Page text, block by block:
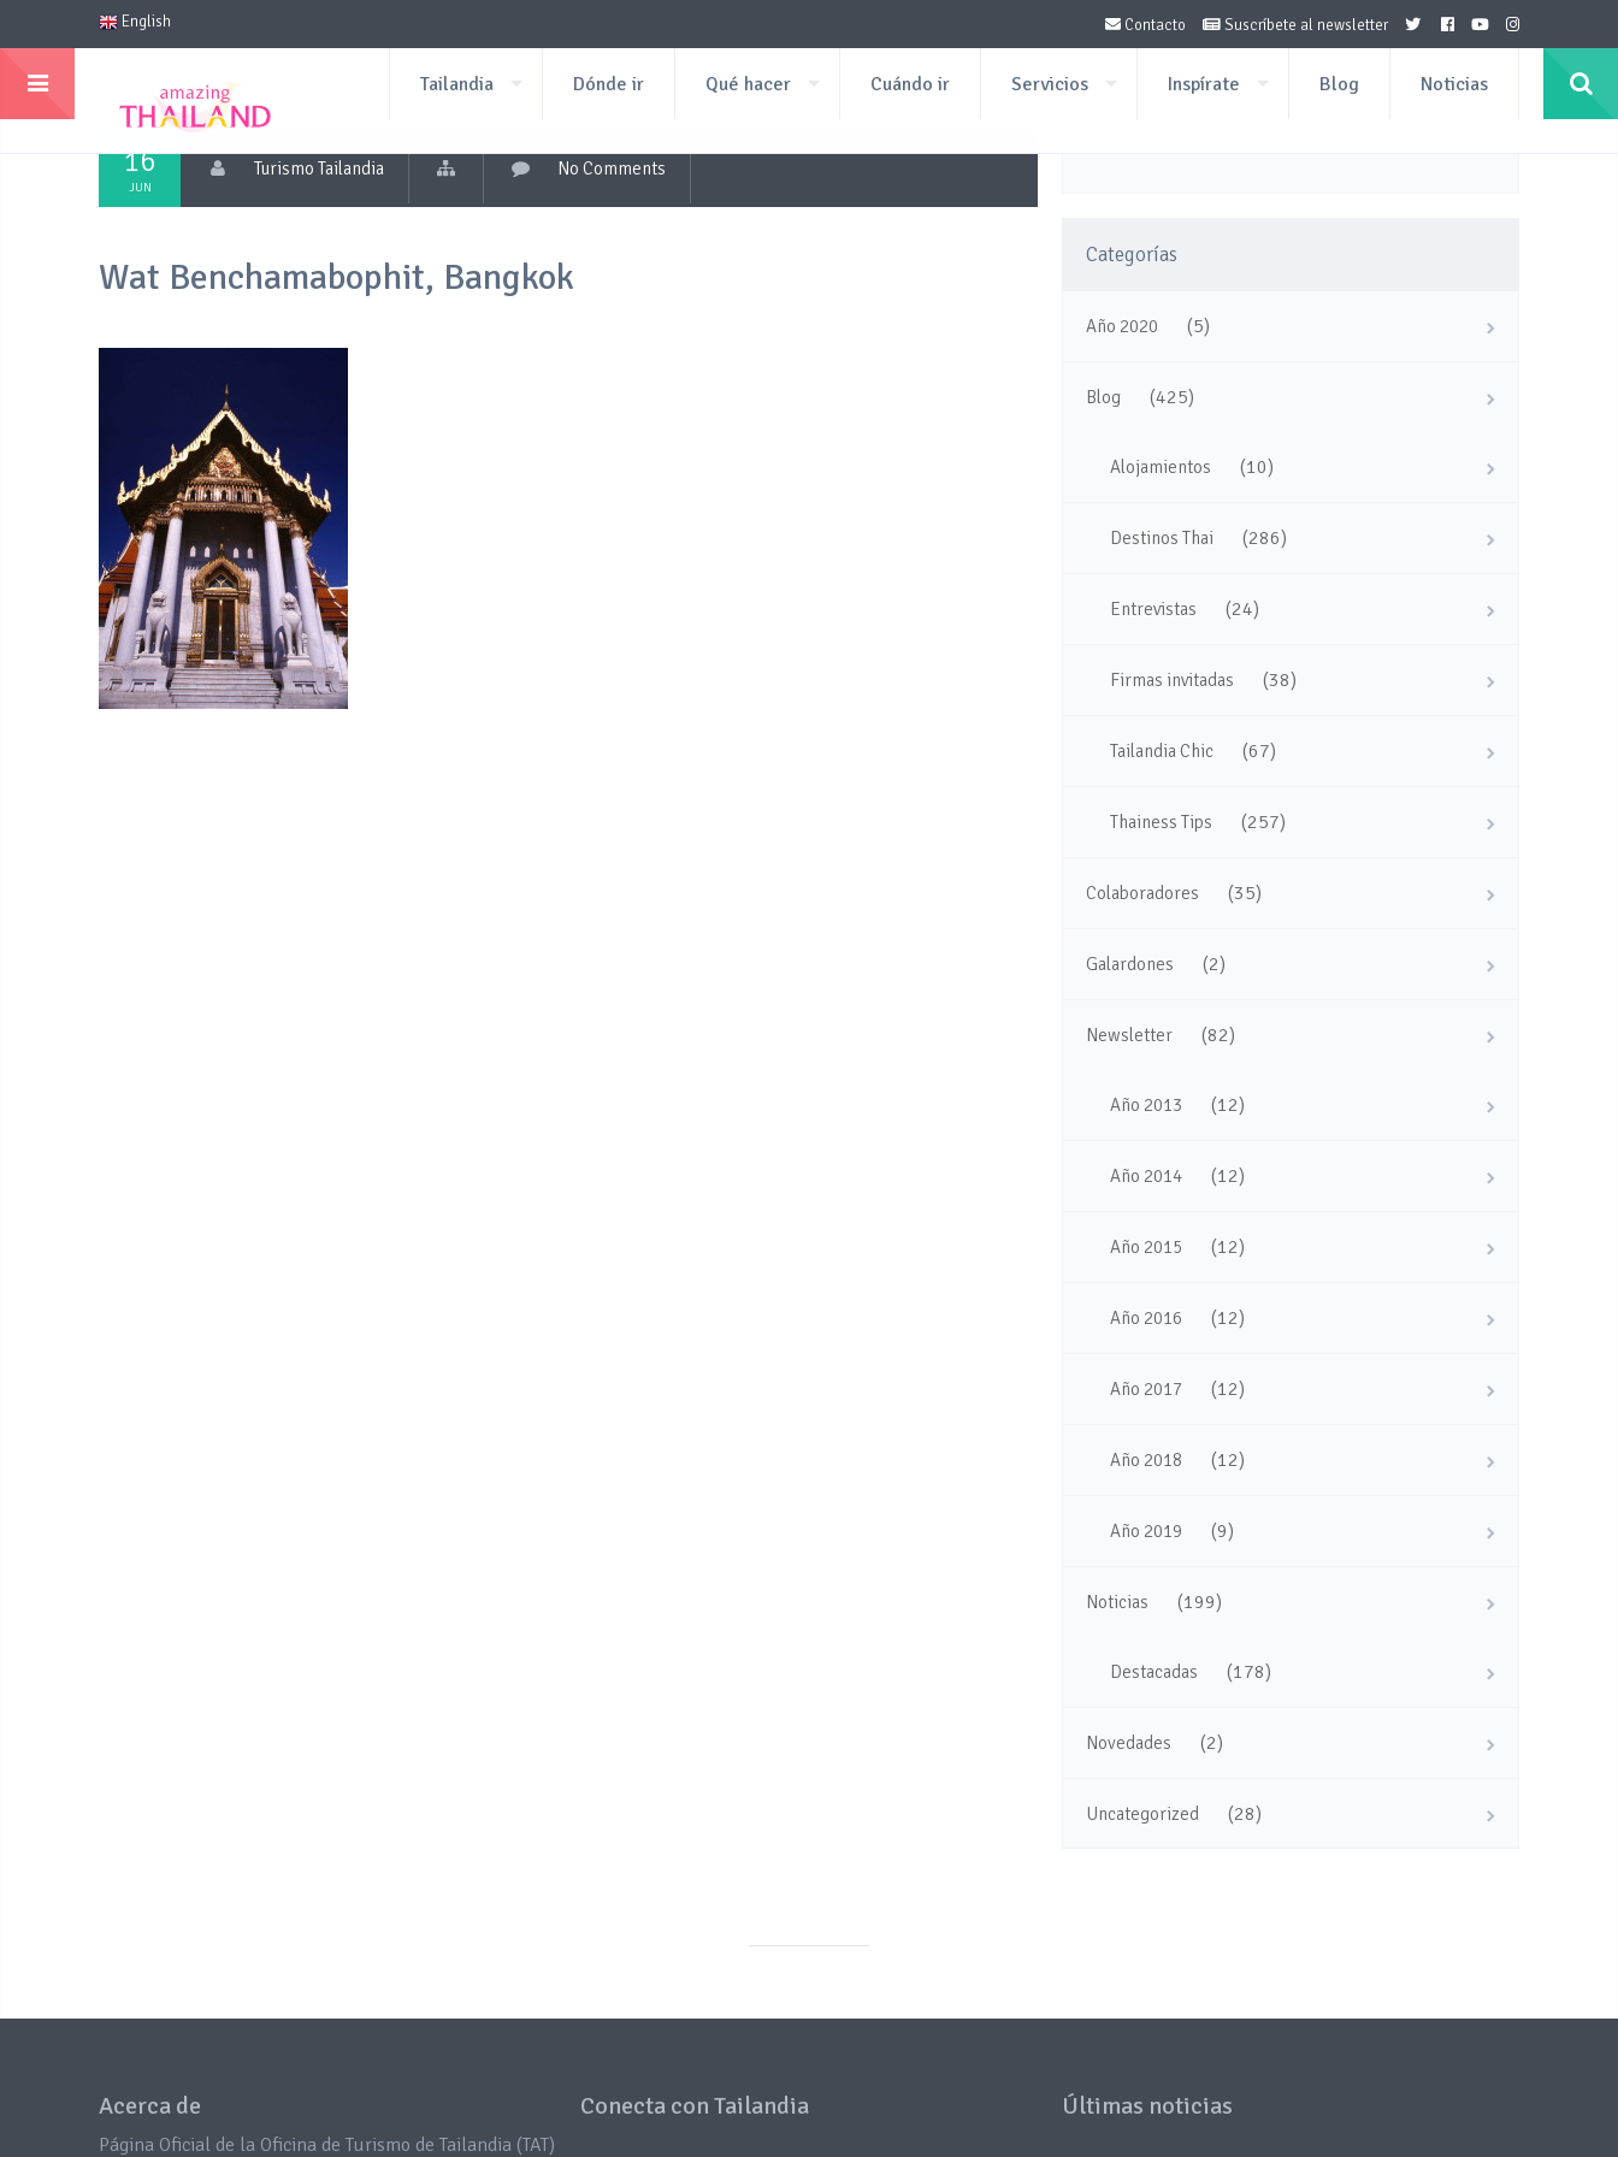
English Contacto Suscríbete al newsletter
Tailandia Dónde ir Qué hacer Cuándo ir Servicios Inspírate Blog Noticias
16
JUN
Turismo Tailandia No Comments
Wat Benchamabophit, Bangkok
Categorías
Año 2020 (5)
Blog (425)
Alojamientos (10)
Destinos Thai (286)
Entrevistas (24)
Firmas invitadas (38)
Tailandia Chic (67)
Thainess Tips (257)
Colaboradores (35)
Galardones (2)
Newsletter (82)
Año 2013 (12)
Año 2014 (12)
Año 2015 (12)
Año 2016 (12)
Año 2017 (12)
Año 2018 (12)
Año 2019 (9)
Noticias (199)
Destacadas (178)
Novedades (2)
Uncategorized (28)
Acerca de
Página Oficial de la Oficina de Turismo de Tailandia (TAT)
Conecta con Tailandia Últimas noticias